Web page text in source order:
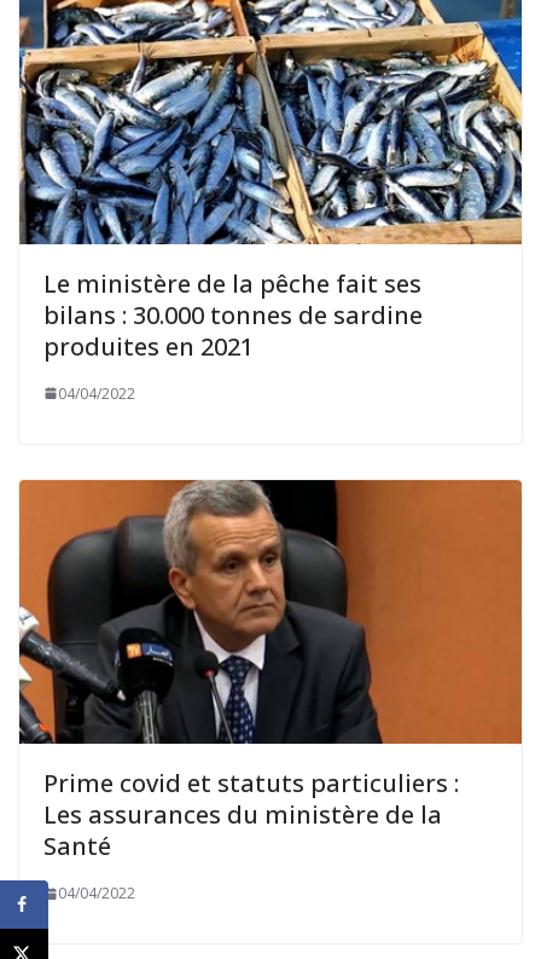
Le ministère de la pêche fait ses
bilans : 30.000 tonnes de sardine
produites en 2021
04/04/2022
Prime covid et statuts particuliers :
Les assurances du ministère de la
Santé
04/04/2022